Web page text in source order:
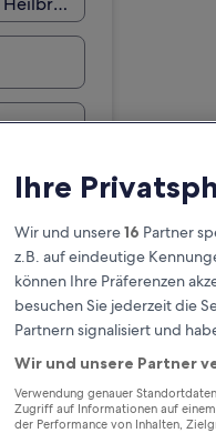
Ihre
Wir und unsere16 Partner
z.B. auf eindeutige
können Ihre Präferenzen
besuchen Sie jederzeit die
Partnern signalisiert und
Wir und unsere Partner
Verwendung genauer
Zugriff auf Informationen auf
der Performance von Inhalten,